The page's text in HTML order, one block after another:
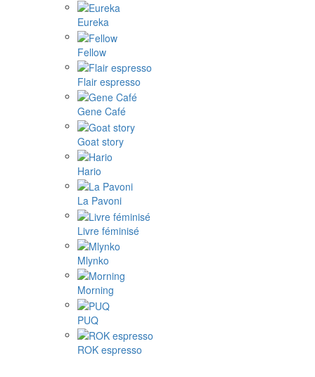
Eureka
Fellow
Flair espresso
Gene Café
Goat story
Hario
La Pavoni
Livre féminisé
Mlynko
Morning
PUQ
ROK espresso